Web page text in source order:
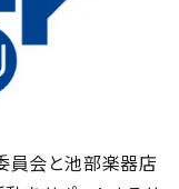
員会と池部楽器店